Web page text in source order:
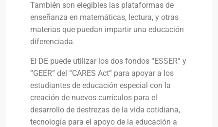
También son elegibles las plataformas de
enseñanza en matemáticas, lectura, y otras
materias que puedan impartir una educación
diferenciada.
El DE puede utilizar los dos fondos “ESSER” y
“GEER” del “CARES Act” para apoyar a los
estudiantes de educación especial con la
creación de nuevos currículos para el
desarrollo de destrezas de la vida cotidiana,
tecnología para el apoyo de la educación a